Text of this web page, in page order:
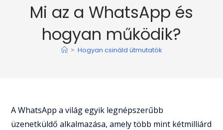
Mi az a WhatsApp és
hogyan működik?
> Hogyan csináld útmutatók
A WhatsApp a világ egyik legnépszerűbb
üzenetküldő alkalmazása, amely több mint kétmilliárd